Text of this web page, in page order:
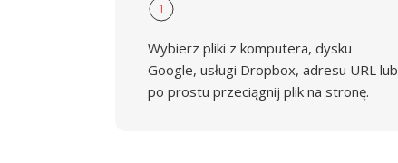
1
Wybierz pliki z komputera, dysku
Google, usługi Dropbox, adresu URL lub
po prostu przeciągnij plik na stronę.